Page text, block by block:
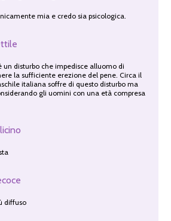
mia e credo sia psicologica.
disturbo che impedisce alluomo di
la sufficiente erezione del pene. Circa il
italiana soffre di questo disturbo ma
gli uomini con una età compresa
diffuso